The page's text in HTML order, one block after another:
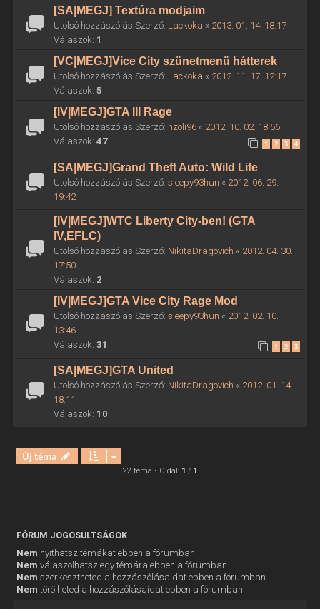
[SA|MEGJ] Textúra modjaim
Utolsó hozzászólás Szerző: Lackoka « 2013. 01. 14. 18:17
Válaszok: 1
[VC|MEGJ]Vice City szünetmenü hátterek
Utolsó hozzászólás Szerző: Lackoka « 2012. 11. 17. 12:17
Válaszok: 5
[IV|MEGJ]GTA III Rage
Utolsó hozzászólás Szerző: hzoli96« 2012. 10. 02. 18:56
Válaszok: 47 1 2 3 4
[SA|MEGJ]Grand Theft Auto: Wild Life
Utolsó hozzászólás Szerző: sleepy93hun « 2012. 06. 29.
19:42
[IV|MEGJ]WTC Liberty City-ben! (GTA
IV,EFLC)
Utolsó hozzászólás Szerző: NikitaDragovich « 2012. 04. 30.
17:50
Válaszok: 2
[IV|MEGJ]GTA Vice City Rage Mod
Utolsó hozzászólás Szerző: sleepy93hun « 2012. 02. 10.
13:46
Válaszok: 31 1 2 3
[SA|MEGJ]GTA United
Utolsó hozzászólás Szerző: NikitaDragovich « 2012. 01. 14.
18:11
Válaszok: 10
Új téma
22 téma • Oldal: 1 / 1
FÓRUM JOGOSULTSÁGOK
Nem nyithatsz témákat ebben a fórumban.
Nem válaszolhatsz egy témára ebben a fórumban.
Nem szerkesztheted a hozzászólásaidat ebben a fórumban.
Nem törölheted a hozzászólásaidat ebben a fórumban.